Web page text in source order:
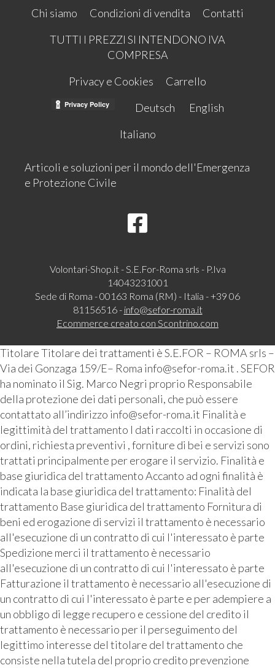
Chi siamo Condizioni di vendita
Contatti
TUTTI I PREZZI SI INTENDONO IVA
COMPRESA
Privacy e Cookies
Carrello
Deutsch
English
Italiano
Articoli e soluzioni per il mondo dell'Emergenza
e Protezione Civile
Volontari-Shop.it - S.E.For-Roma srls - P.Iva
14043231001
Sede di Roma - 00163 Roma (RM) - Italia - +39 06
81156516 - info@sefor-roma.it
Ecommerce creato con Scontrino.com
Titolare Titolare dei trattamenti è S.E.FOR – ROMA srls –
Via dei Gonzaga 159/E– Roma info@sefor-roma.it . SEFOR
ha nominato il Sig. Marco Negri proprio Responsabile
della protezione dei dati personali, che può essere
contattato all’indirizzo info@sefor-roma.it Finalità e
legittimità del trattamento I dati raccolti in occasione di
ordini, richiesta preventivi , forniture di bei e servizi sono
trattati principalmente per erogare il servizio. Finalità e
base giuridica del trattamento Accanto ad ogni finalità è
indicata la base giuridica del trattamento: Finalità del
trattamento Base giuridica del trattamento Fornitura di
beni ed erogazione di servizi il trattamento è necessario
all'esecuzione di un contratto di cui l'interessato è parte
Spedizione merci il trattamento è necessario
all'esecuzione di un contratto di cui l'interessato è parte
Fatturazione il trattamento è necessario all'esecuzione di
un contratto di cui l'interessato è parte e per adempiere a
un obbligo di legge recupero e cessione del credito il
trattamento è necessario per il perseguimento del
legittimo interesse del titolare del trattamento che
consiste nella tutela del proprio credito prevenzione